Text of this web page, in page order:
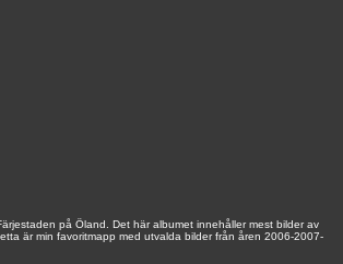
på Öland. Det här albumet innehåller mest bilder av
är min favoritmapp med utvalda bilder från åren 2006-2007-